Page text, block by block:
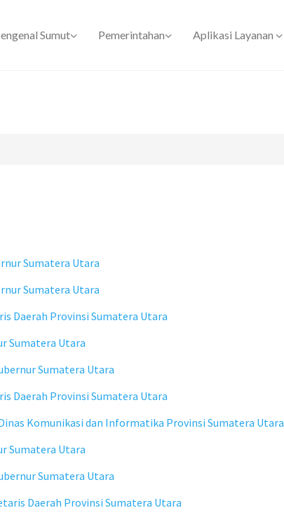
Sumut Pemerintahan Aplikasi Layanan
Sumatera Utara
Sumatera Utara
Daerah Provinsi Sumatera Utara
Sumatera Utara
Sumatera Utara
Daerah Provinsi Sumatera Utara
Komunikasi dan Informatika Provinsi Sumatera Utara
Sumatera Utara
Sumatera Utara
Daerah Provinsi Sumatera Utara